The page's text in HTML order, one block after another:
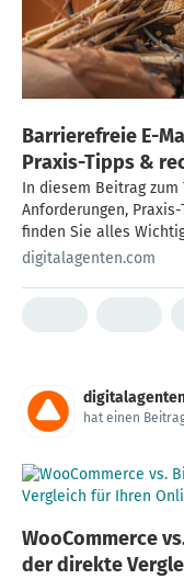
Barrierefreie E-
Praxis-Tipps &
In diesem Beitrag
Anforderungen,
finden Sie alles
E-Mails erstellen:
digitalagenten.com
hat einen
WooCommerce
der direkte